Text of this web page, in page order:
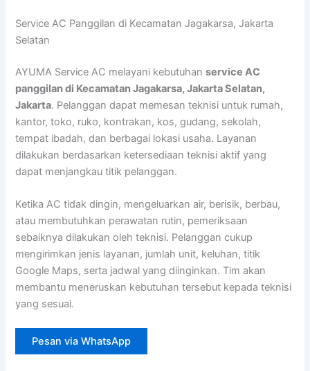
konten
Service AC Panggilan di Kecamatan Jagakarsa, Jakarta
Selatan
AYUMA Service AC melayani kebutuhanservice AC
panggilan di Kecamatan Jagakarsa, Jakarta Selatan,
Jakarta. Pelanggan dapat memesan teknisi untuk rumah,
kantor, toko, ruko, kontrakan, kos, gudang, sekolah,
tempat ibadah, dan berbagai lokasi usaha. Layanan
dilakukan berdasarkan ketersediaan teknisi aktif yang
dapat menjangkau titik pelanggan.
Ketika AC tidak dingin, mengeluarkan air, berisik, berbau,
atau membutuhkan perawatan rutin, pemeriksaan
sebaiknya dilakukan oleh teknisi. Pelanggan cukup
mengirimkan jenis layanan, jumlah unit, keluhan, titik
Google Maps, serta jadwal yang diinginkan. Tim akan
membantu meneruskan kebutuhan tersebut kepada teknisi
yang sesuai.
Pesan via WhatsApp